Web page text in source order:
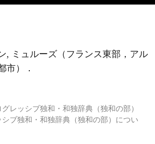
, ミュルーズ（フランス東部，アル
市）．
レッシブ独和・和独辞典（独和の部）
ブ独和・和独辞典（独和の部）につい